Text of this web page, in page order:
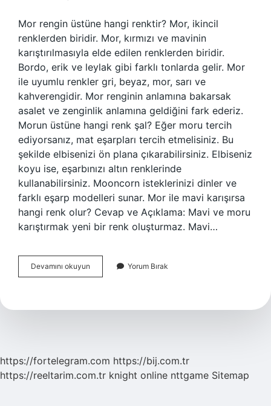
Mor rengin üstüne hangi renktir? Mor, ikincil
renklerden biridir. Mor, kırmızı ve mavinin
karıştırılmasıyla elde edilen renklerden biridir.
Bordo, erik ve leylak gibi farklı tonlarda gelir. Mor
ile uyumlu renkler gri, beyaz, mor, sarı ve
kahverengidir. Mor renginin anlamına bakarsak
asalet ve zenginlik anlamına geldiğini fark ederiz.
Morun üstüne hangi renk şal? Eğer moru tercih
ediyorsanız, mat eşarpları tercih etmelisiniz. Bu
şekilde elbisenizi ön plana çıkarabilirsiniz. Elbiseniz
koyu ise, eşarbınızı altın renklerinde
kullanabilirsiniz. Mooncorn isteklerinizi dinler ve
farklı eşarp modelleri sunar. Mor ile mavi karışırsa
hangi renk olur? Cevap ve Açıklama: Mavi ve moru
karıştırmak yeni bir renk oluşturmaz. Mavi…
Devamını okuyun
Rengin
Renk
Yorum Bırak
https://fortelegram.com https://bij.com.tr
https://reeltarim.com.tr knight online nttgame Sitemap